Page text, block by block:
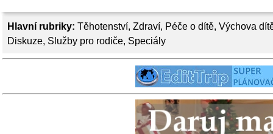
Hlavní rubriky: Těhotenství, Zdraví, Péče o dítě, Výchova
Diskuze, Služby pro rodiče, Speciály